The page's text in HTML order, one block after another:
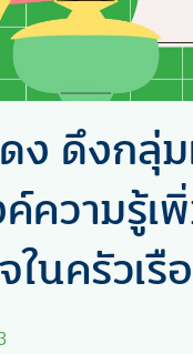
ดึงกลุ่ม
ความรู้
นครัวเรื